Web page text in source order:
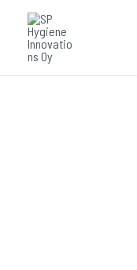
sisältöön